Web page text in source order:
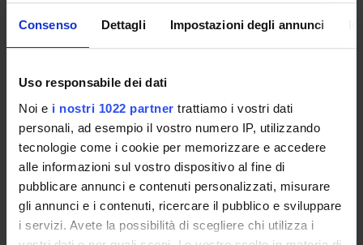
Consenso Dettagli Impostazioni degli annunci
Uso responsabile dei dati
Noi e i nostri 1022 partner trattiamo i vostri dati
personali, ad esempio il vostro numero IP, utilizzando
tecnologie come i cookie per memorizzare e accedere
alle informazioni sul vostro dispositivo al fine di
pubblicare annunci e contenuti personalizzati, misurare
gli annunci e i contenuti, ricercare il pubblico e sviluppare
i servizi. Avete la possibilità di scegliere chi utilizza i
or importer; 3. provide recommendations on the possible
need to update the composition criteria and other quality
Aree scientifiche coinvolte
AREA MIN. 03 - Scienze chimiche
Categoria prevalente
Partecipazione a comitati per la definizione di standard e
norme tecniche: Partecipazione a comitati per la
definizione di standard e norme tecniche